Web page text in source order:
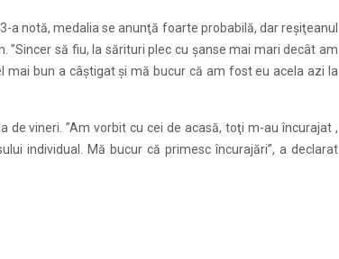
a notă, medalia se anunţă foarte probabilă, dar reşiţeanul
să fiu, la sărituri plec cu şanse mai mari decât am
mai bun a câştigat şi mă bucur că am fost eu acela azi la
de vineri. ”Am vorbit cu cei de acasă, toţi m-au încurajat ,
individual. Mă bucur că primesc încurajări”, a declarat